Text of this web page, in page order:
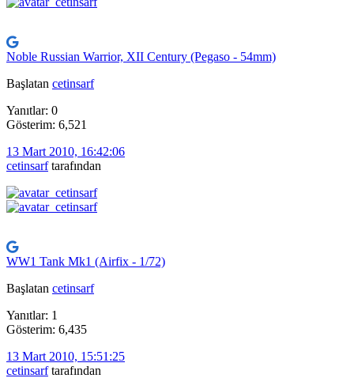
Noble Russian Warrior, XII Century (Pegaso - 54mm)
Başlatan cetinsarf
Yanıtlar: 0
Gösterim: 6,521
13 Mart 2010, 16:42:06
cetinsarftarafından
WW1 Tank Mk1 (Airfix - 1/72)
Başlatan cetinsarf
Yanıtlar: 1
Gösterim: 6,435
13 Mart 2010, 15:51:25
cetinsarftarafından